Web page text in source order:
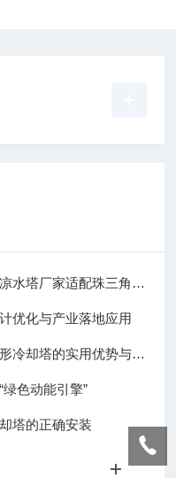
适配珠三角多样生产需求
优化与产业落地应用
塔的实用优势与普及价值
色动能引擎”
塔的正确安装